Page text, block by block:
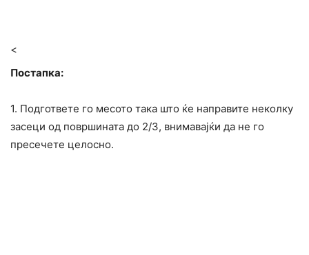
<
Постапка:
1. Подгответе го месото така што ќе направите неколку
засеци од површината до 2/3, внимавајќи да не го
пресечете целосно.